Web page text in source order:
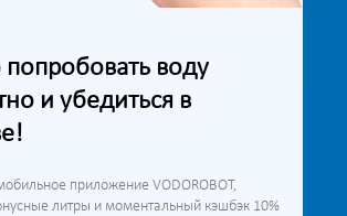
воду
и убедиться в
приложение VODOROBOT,
литры и моментальный кэшбэк 10%